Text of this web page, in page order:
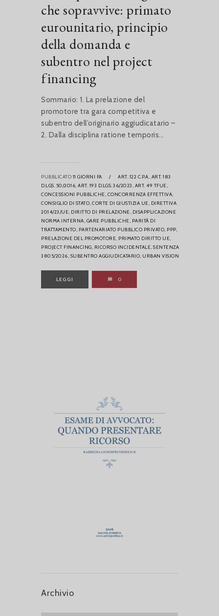
che sopravvive: primato
eurounitario, principio
della domanda e
subentro nel project
financing
Sommario: 1. La prelazione del
promotore tra gara competitiva e
subentro dell’originario aggiudicatario –
2. Dalla disciplina ratione temporis...
PUBBLICATO 11 GIORNI FA / ART. 122 C.P.A., ART. 183
D.LGS. 50/2016, ART. 193 D.LGS. 36/2023, ART. 49 TFUE,
CONCESSIONI PUBBLICHE, CONCORRENZA EFFETTIVA,
CONSIGLIO DI STATO, CORTE DI GIUSTIZIA UE, DIRETTIVA
2014/23/UE, DIRITTO DI PRELAZIONE, DISAPPLICAZIONE
NORMA INTERNA, GARE PUBBLICHE, PARITÀ DI
TRATTAMENTO, PARTENARIATO PUBBLICO PRIVATO, PPP,
PRELAZIONE DEL PROMOTORE, PRIMATO DIRITTO UE,
PROJECT FINANCING, RICORSO INCIDENTALE, SENTENZA
3805/2026, SUBENTRO AGGIUDICATARIO, URBAN VISION
LEGGI 0
Archivio